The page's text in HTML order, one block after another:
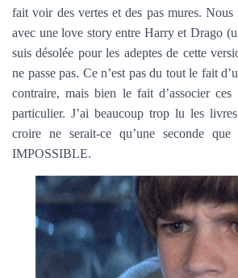
fait voir des vertes et des pas mures.
avec une love story entre Harry et Drago
suis désolée pour les adeptes de cette
ne passe pas. Ce n’est pas du tout le fait
contraire, mais bien le fait d’associer ces
particulier. J’ai beaucoup trop lu les
croire ne serait-ce qu’une seconde que
IMPOSSIBLE.